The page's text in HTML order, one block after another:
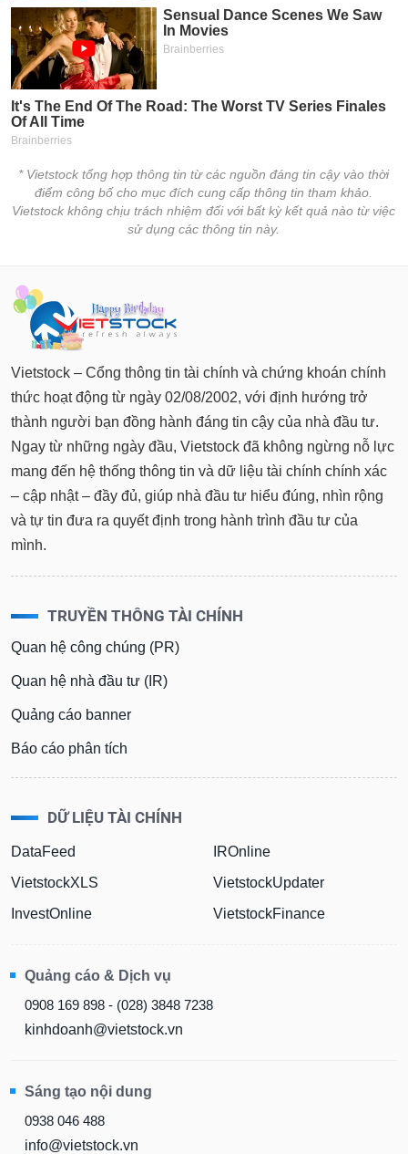
* Vietstock tổng hợp thông tin từ các nguồn đáng tin cậy vào thời
điểm công bố cho mục đích cung cấp thông tin tham khảo.
Vietstock không chịu trách nhiệm đối với bất kỳ kết quả nào từ việc
sử dụng các thông tin này.
Vietstock – Cổng thông tin tài chính và chứng khoán chính
thức hoạt động từ ngày 02/08/2002, với định hướng trở
thành người bạn đồng hành đáng tin cậy của nhà đầu tư.
Ngay từ những ngày đầu, Vietstock đã không ngừng nỗ lực
mang đến hệ thống thông tin và dữ liệu tài chính chính xác
– cập nhật – đầy đủ, giúp nhà đầu tư hiểu đúng, nhìn rộng
và tự tin đưa ra quyết định trong hành trình đầu tư của
mình.
TRUYỀN THÔNG TÀI CHÍNH
Quan hệ công chúng (PR)
Quan hệ nhà đầu tư (IR)
Quảng cáo banner
Báo cáo phân tích
DỮ LIỆU TÀI CHÍNH
DataFeed
VietstockXLS
InvestOnline
IROnline
VietstockUpdater
VietstockFinance
Quảng cáo & Dịch vụ
0908 169 898 - (028) 3848 7238
kinhdoanh@vietstock.vn
Sáng tạo nội dung
0938 046 488
info@vietstock.vn